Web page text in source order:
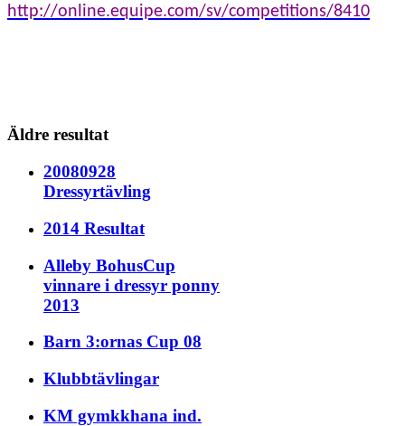
http://online.equipe.com/sv/competitions/8410
Äldre resultat
20080928
Dressyrtävling
2014 Resultat
Alleby BohusCup
vinnare i dressyr ponny
2013
Barn 3:ornas Cup 08
Klubbtävlingar
KM gymkkhana ind.